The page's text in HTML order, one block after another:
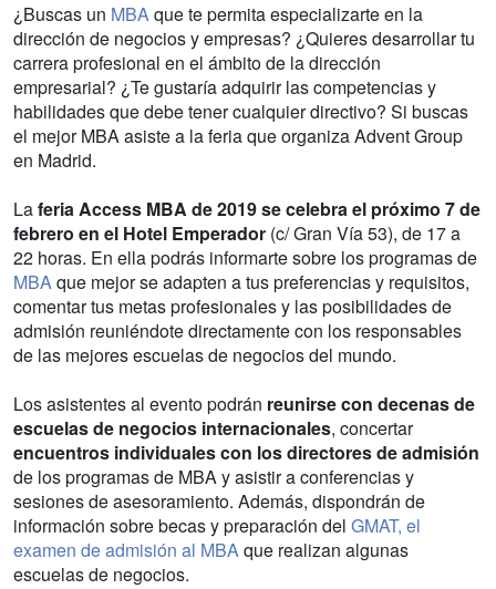
¿Buscas un MBAque te permita especializarte en la
dirección de negocios y empresas? ¿Quieres desarrollar tu
carrera profesional en el ámbito de la dirección
empresarial? ¿Te gustaría adquirir las competencias y
habilidades que debe tener cualquier directivo? Si buscas
el mejor MBA asiste a la feria que organiza Advent Group
en Madrid.
Laferia Access MBA de 2019 se celebra el próximo 7 de
febrero en el Hotel Emperador (c/ Gran Vía 53), de 17 a
22 horas. En ella podrás informarte sobre los programas de
MBAque mejor se adapten a tus preferencias y requisitos,
comentar tus metas profesionales y las posibilidades de
admisión reuniéndote directamente con los responsables
de las mejores escuelas de negocios del mundo.
Los asistentes al evento podrán reunirse con decenas de
escuelas de negocios internacionales, concertar
encuentros individuales con los directores de admisión
de los programas de MBA y asistir a conferencias y
sesiones de asesoramiento. Además, dispondrán de
información sobre becas y preparación del GMAT, el
examen de admisión al MBAque realizan algunas
escuelas de negocios.